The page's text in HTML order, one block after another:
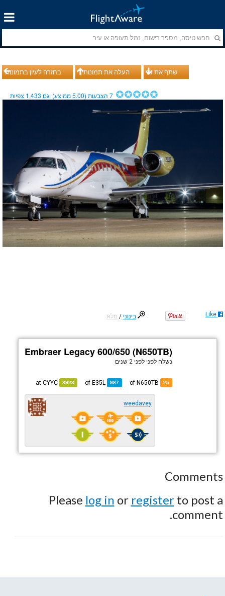
בחזרה לעיון בתמונות העלה את תמונותיך שתף את זה
7הצבעות (5.00ממוצע) וגם 1,433 צפיות
בינוני / מלא Like
Embraer Legacy 600/650 (N650TB)
נשלח לפני לפני 2 שנים
25
987
E35L
8923
CYYC
weedavey
Comments
Please log in or registerto post a
comment.